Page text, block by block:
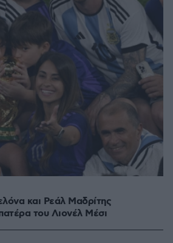
και Ρεάλ Μαδρίτης
του Λιονέλ Μέσι